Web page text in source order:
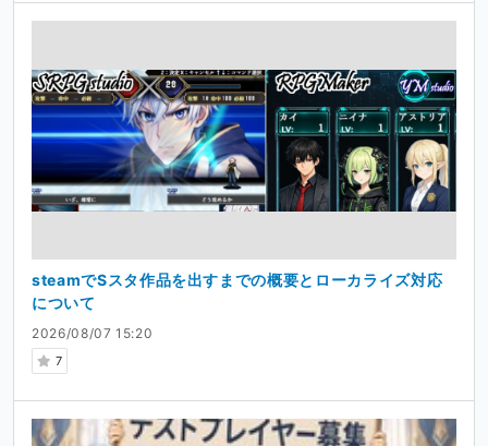
2026/08/07 15:20
7
steamでSスタ作品を出すまでの概要とローカライズ対応
について